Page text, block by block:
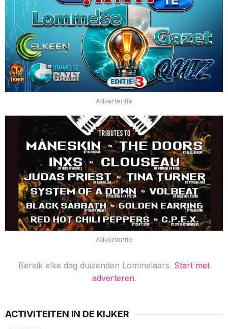
Advertentie
Advertentie
Bereik elke dag duizenden Lommelaars. Start met
adverteren.
ACTIVITEITEN IN DE KIJKER